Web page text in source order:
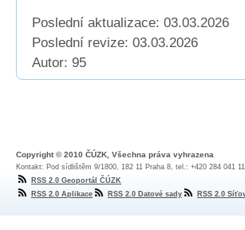
Poslední aktualizace: 03.03.2026
Poslední revize: 03.03.2026
Autor: 95
Copyright © 2010 ČÚZK, Všechna práva vyhrazena
Kontakt: Pod sídlištěm 9/1800, 182 11 Praha 8, tel.: +420 284 041
RSS 2.0 Geoportál ČÚZK
RSS 2.0 Aplikace
RSS 2.0 Datové sady RSS 2.0